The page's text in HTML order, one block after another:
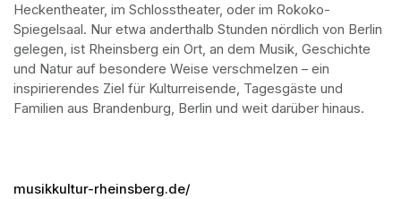
Heckentheater, im Schlosstheater, oder im Rokoko-
Spiegelsaal. Nur etwa anderthalb Stunden nördlich von Berlin
gelegen, ist Rheinsberg ein Ort, an dem Musik, Geschichte
und Natur auf besondere Weise verschmelzen – ein
inspirierendes Ziel für Kulturreisende, Tagesgäste und
Familien aus Brandenburg, Berlin und weit darüber hinaus.
musikkultur-rheinsberg.de/